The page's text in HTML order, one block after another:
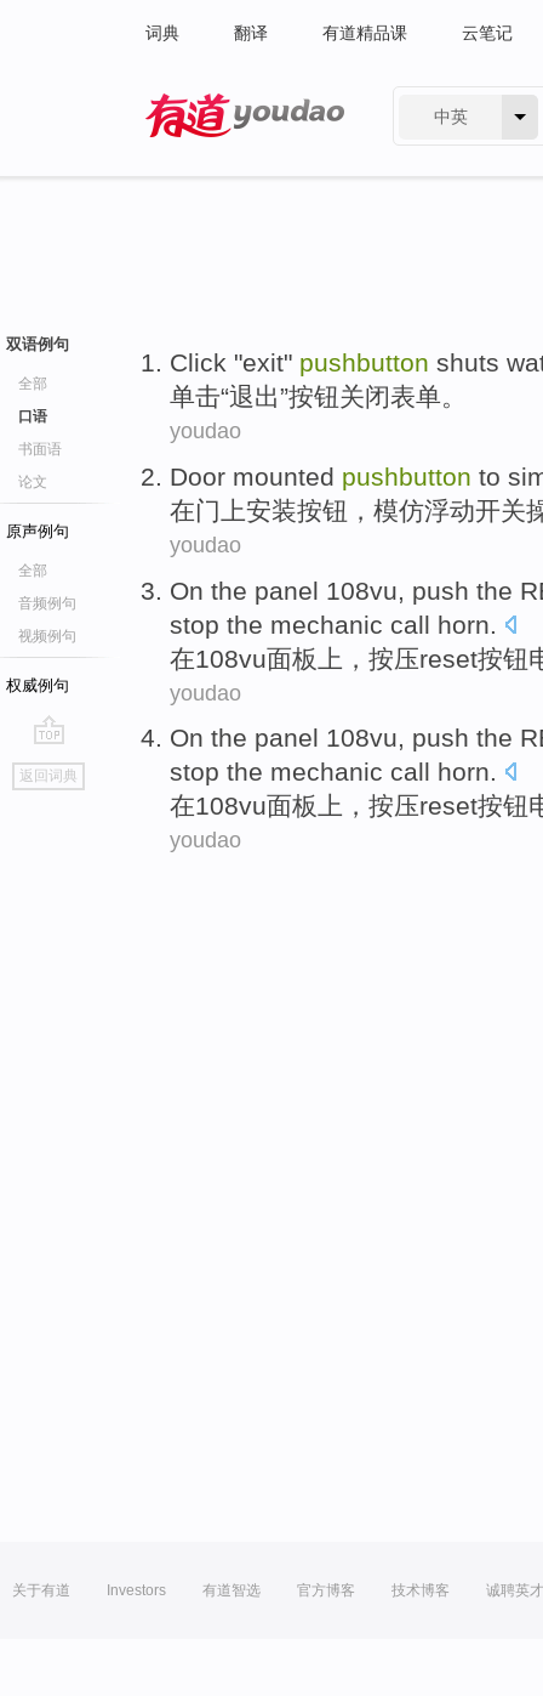
词典 翻译 有道精品课 云笔记
中英
双语例句
全部
口语
书面语
论文
原声例句
全部
音频例句
视频例句
权威例句
go
top
返回词典
Click "exit" pushbutton shuts
单击“退出”按钮关闭表单。
youdao
Door mounted pushbutton to
在门 上安装按钮 ， 模仿浮动开关
youdao
On the panel 108vu push the
stop the mechanic call horn
在108vu面板 上， 按压reset按钮
youdao
On the panel 108vu, push the
stop the mechanic call horn.
在108vu面板 上， 按压reset按钮
youdao
关于有道 Investors 有道智选 官方博客 技术博客 诚聘英才